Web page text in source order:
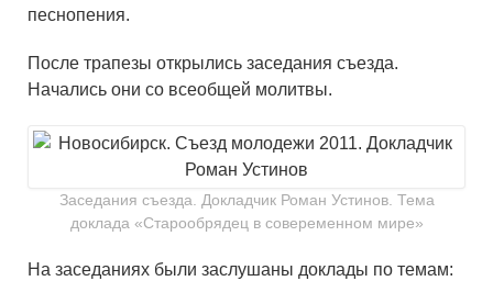
песнопения.
После трапезы открылись заседания съезда.
Начались они со всеобщей молитвы.
Заседания съезда. Докладчик Роман Устинов. Тема
доклада «Старообрядец в совеременном мире»
На заседаниях были заслушаны доклады по темам: